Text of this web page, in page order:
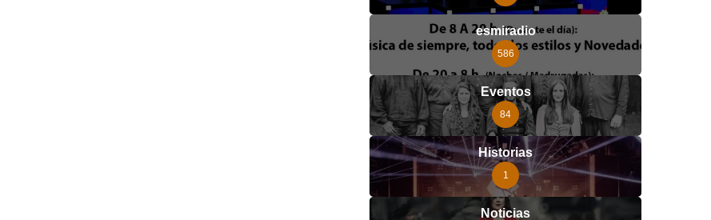
esmiradio
586
Eventos
84
Historias
1
Noticias